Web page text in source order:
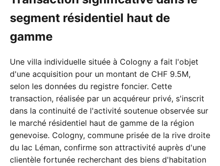
segment résidentiel haut de
gamme
Une villa individuelle située à Cologny a fait l'objet
d'une acquisition pour un montant de CHF 9.5M,
selon les données du registre foncier. Cette
transaction, réalisée par un acquéreur privé, s'inscrit
dans la continuité de l'activité soutenue observée sur
le marché résidentiel haut de gamme de la région
genevoise. Cologny, commune prisée de la rive droite
du lac Léman, confirme son attractivité auprès d'une
clientèle fortunée recherchant des biens d'habitation